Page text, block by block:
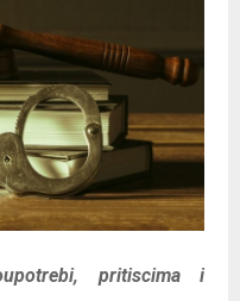
pritiscima i